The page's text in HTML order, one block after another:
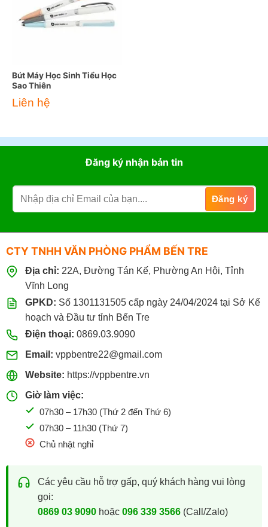
Bút Máy Học Sinh Tiểu Học
Sao Thiên
Liên hệ
Đăng ký nhận bản tin
CTY TNHH VĂN PHÒNG PHẨM BẾN TRE
Địa chỉ: 22A, Đường Tán Kế, Phường An Hội, Tỉnh
Vĩnh Long
GPKD: Số 1301131505 cấp ngày 24/04/2024 tại Sở Kế
hoạch và Đầu tư tỉnh Bến Tre
Điện thoại: 0869.03.9090
Email: vppbentre22@gmail.com
Website: https://vppbentre.vn
Giờ làm việc:
07h30 – 17h30 (Thứ 2 đến Thứ 6)
07h30 – 11h30 (Thứ 7)
Chủ nhật nghỉ
Các yêu cầu hỗ trợ gấp, quý khách hàng vui lòng
gọi:
0869 03 9090hoặc 096 339 3566(Call/Zalo)